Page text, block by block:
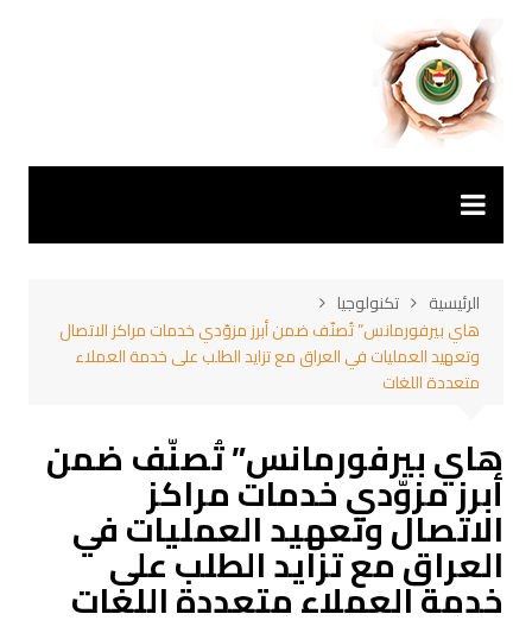
المحتوى
الرئيسية
تكنولوجيا
هاي بيرفورمانس” تُصنّف ضمن أبرز مزوّدي خدمات مراكز الاتصال
وتعهيد العمليات في العراق مع تزايد الطلب على خدمة العملاء
متعددة اللغات
هاي بيرفورمانس” تُصنّف ضمن
أبرز مزوّدي خدمات مراكز
الاتصال وتعهيد العمليات في
العراق مع تزايد الطلب على
خدمة العملاء متعددة اللغات